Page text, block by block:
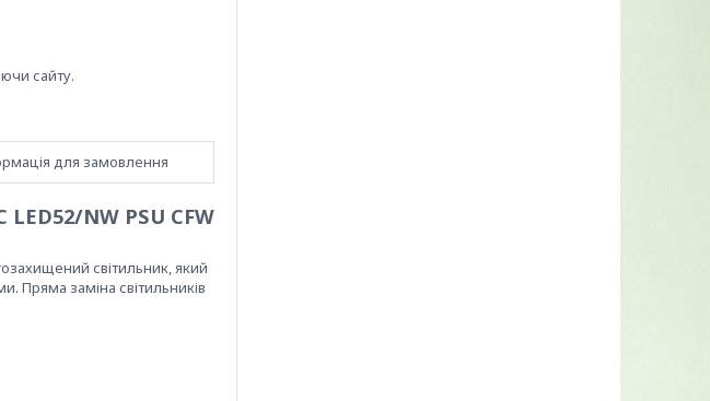
сайту.
для замовлення
LED52/NW PSU CFW
світильник, який
Пряма заміна світильників